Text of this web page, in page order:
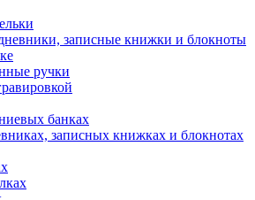
записные книжки и блокноты
ручки
банках
записных книжках и блокнотах